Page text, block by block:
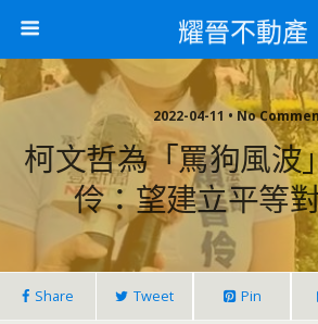
耀晉不動產
2022-04-11 • No
柯文哲為「罵狗風波
伶：望建立平等
Share Tweet Pin